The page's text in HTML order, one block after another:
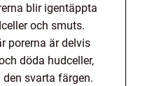
blir igentäppta
och smuts.
porerna är delvis
döda hudceller,
svarta färgen.